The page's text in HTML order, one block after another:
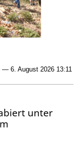
— 6. August 2026 13:11
unter